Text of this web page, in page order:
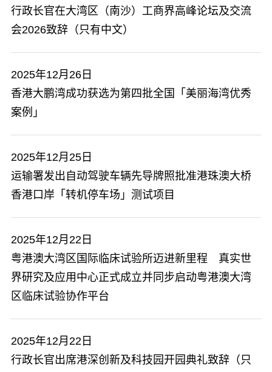
​行政长官在大湾区（南沙）工商界高峰论坛及交流
会2026致辞（只有中文）
2025年12月26日
香港大鹏湾成功获选为第四批全国「美丽海湾优秀
案例」
2025年12月25日
运输署发出自动驾驶车辆先导牌照批准港珠澳大桥
香港口岸「转机停车场」测试项目
2025年12月22日
粤港澳大湾区国际临床试验所迈进新里程 真实世
界研究及应用中心正式成立并同步启动粤港澳大湾
区临床试验协作平台
2025年12月22日
行政长官出席港深创新及科技园开园典礼致辞（只